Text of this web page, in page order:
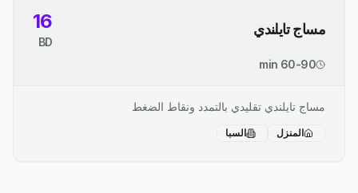
مساج تايلندي 16
BD
60-90 min
مساج تايلندي تقليدي بالتمدد ونقاط الضغط
المنزل السبا